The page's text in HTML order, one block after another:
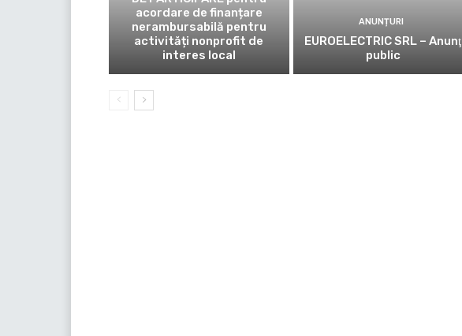
acordare de finanțare
nerambursabilă pentru
activități nonprofit de
interes local
ANUNȚURI
EUROELECTRIC SRL – Anunţ
public